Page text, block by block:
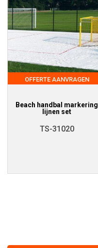
OFFERTE AANVRAGEN
Beach handbal markering
lijnen set
TS-31020